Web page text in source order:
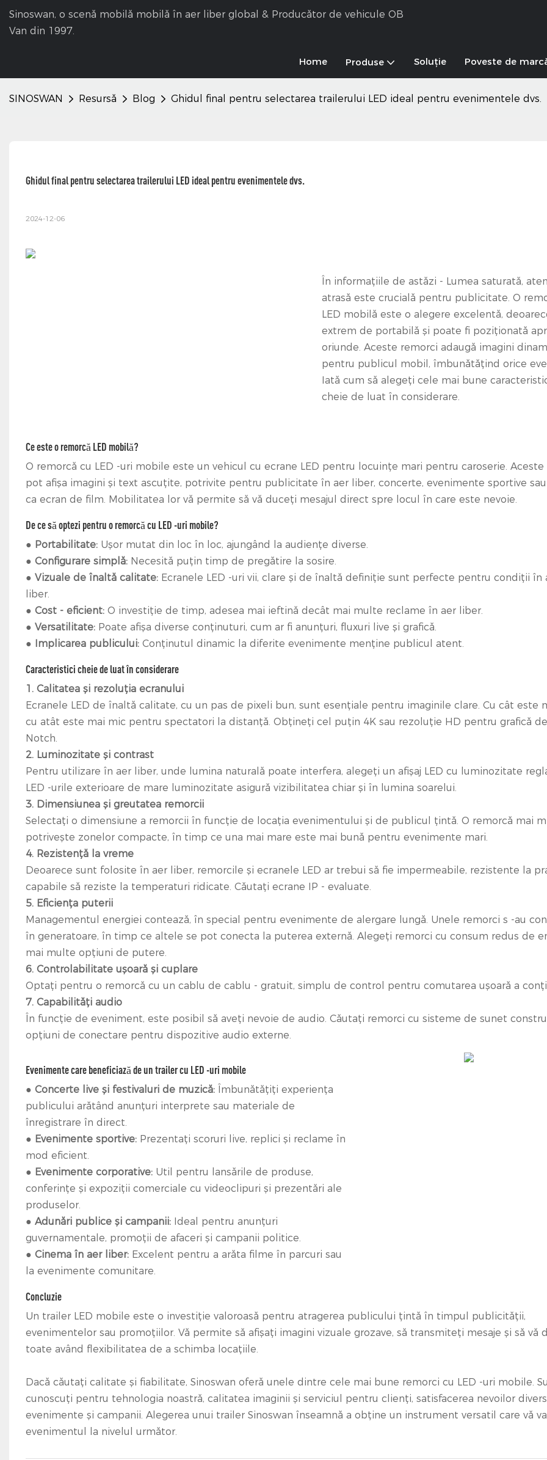
Sinoswan, o scenă mobilă mobilă în aer liber global & Producător de vehicule OB
Van din 1997.
Home Produse Soluţie Poveste de
SINOSWAN Resursă Blog Ghidul final pentru selectarea trailerului LED ideal pentru evenimentele dvs.
Ghidul final pentru selectarea trailerului LED ideal pentru evenimentele dvs.
2024-12-06
În informațiile de astăzi - Lumea saturată,
atrasă este crucială pentru publicitate. O
LED mobilă este o alegere excelentă,
extrem de portabilă și poate fi poziționată
oriunde. Aceste remorci adaugă imagini
pentru publicul mobil, îmbunătățind orice
Iată cum să alegeți cele mai bune
cheie de luat în considerare.
Ce este o remorcă LED mobilă?
O remorcă cu LED -uri mobile este un vehicul cu ecrane LED pentru locuințe mari pentru caroserie. Aceste
pot afișa imagini și text ascuțite, potrivite pentru publicitate în aer liber, concerte, evenimente sportive
ca ecran de film. Mobilitatea lor vă permite să vă duceți mesajul direct spre locul în care este nevoie.
De ce să optezi pentru o remorcă cu LED -uri mobile?
● Portabilitate: Ușor mutat din loc în loc, ajungând la audiențe diverse.
● Configurare simplă: Necesită puțin timp de pregătire la sosire.
● Vizuale de înaltă calitate: Ecranele LED -uri vii, clare și de înaltă definiție sunt perfecte pentru condiții în
liber.
● Cost - eficient: O investiție de timp, adesea mai ieftină decât mai multe reclame în aer liber.
● Versatilitate: Poate afișa diverse conținuturi, cum ar fi anunțuri, fluxuri live și grafică.
●
Implicarea publicului: Conținutul dinamic la diferite evenimente menține publicul atent.
Caracteristici cheie de luat în considerare
1. Calitatea și rezoluția ecranului
Ecranele LED de înaltă calitate, cu un pas de pixeli bun, sunt esențiale pentru imaginile clare. Cu cât este
cu atât este mai mic pentru spectatori la distanță. Obțineți cel puțin 4K sau rezoluție HD pentru grafică
Notch.
2. Luminozitate și contrast
Pentru utilizare în aer liber, unde lumina naturală poate interfera, alegeți un afișaj LED cu luminozitate
LED -urile exterioare de mare luminozitate asigură vizibilitatea chiar și în lumina soarelui.
3. Dimensiunea și greutatea remorcii
Selectați o dimensiune a remorcii în funcție de locația evenimentului și de publicul țintă. O remorcă mai
potrivește zonelor compacte, în timp ce una mai mare este mai bună pentru evenimente mari.
4. Rezistență la vreme
Deoarece sunt folosite în aer liber, remorcile și ecranele LED ar trebui să fie impermeabile, rezistente la
capabile să reziste la temperaturi ridicate. Căutați ecrane IP - evaluate.
5. Eficiența puterii
Managementul energiei contează, în special pentru evenimente de alergare lungă. Unele remorci s -au
în generatoare, în timp ce altele se pot conecta la puterea externă. Alegeți remorci cu consum redus de
mai multe opțiuni de putere.
6. Controlabilitate ușoară și cuplare
Optați pentru o remorcă cu un cablu de cablu - gratuit, simplu de control pentru comutarea ușoară a
7. Capabilități audio
În funcție de eveniment, este posibil să aveți nevoie de audio. Căutați remorci cu sisteme de sunet
opțiuni de conectare pentru dispozitive audio externe.
Evenimente care beneficiază de un trailer cu LED -uri mobile
● Concerte live și festivaluri de muzică: Îmbunătățiți experiența
publicului arătând anunțuri interprete sau materiale de
înregistrare în direct.
● Evenimente sportive: Prezentați scoruri live, replici și reclame în
mod eficient.
● Evenimente corporative: Util pentru lansările de produse,
conferințe și expoziții comerciale cu videoclipuri și prezentări ale
produselor.
● Adunări publice și campanii: Ideal pentru anunțuri
guvernamentale, promoții de afaceri și campanii politice.
● Cinema în aer liber: Excelent pentru a arăta filme în parcuri sau
la evenimente comunitare.
Concluzie
Un trailer LED mobile este o investiție valoroasă pentru atragerea publicului țintă în timpul publicității,
evenimentelor sau promoțiilor. Vă permite să afișați imagini vizuale grozave, să transmiteți mesaje și să vă
toate având flexibilitatea de a schimba locațiile.
Dacă căutați calitate și fiabilitate, Sinoswan oferă unele dintre cele mai bune remorci cu LED -uri mobile.
cunoscuți pentru tehnologia noastră, calitatea imaginii și serviciul pentru clienți, satisfacerea nevoilor
evenimente și campanii. Alegerea unui trailer Sinoswan înseamnă a obține un instrument versatil care vă
evenimentul la nivelul următor.